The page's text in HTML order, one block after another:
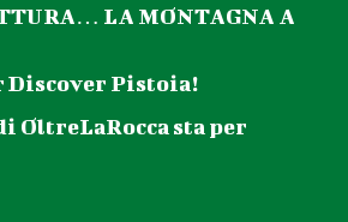
LA MONTAGNA A
Discover Pistoia!
OltreLaRocca sta per